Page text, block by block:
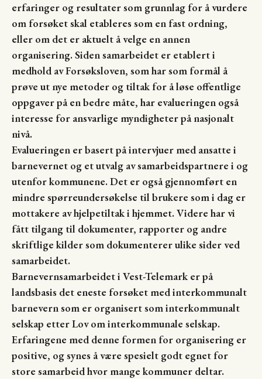
erfaringer og resultater som grunnlag for å vurdere
om forsøket skal etableres som en fast ordning,
eller om det er aktuelt å velge en annen
organisering. Siden samarbeidet er etablert i
medhold av Forsøksloven, som har som formål å
prøve ut nye metoder og tiltak for å løse offentlige
oppgaver på en bedre måte, har evalueringen også
interesse for ansvarlige myndigheter på nasjonalt
nivå.
Evalueringen er basert på intervjuer med ansatte i
barnevernet og et utvalg av samarbeidspartnere i og
utenfor kommunene. Det er også gjennomført en
mindre spørreundersøkelse til brukere som i dag er
mottakere av hjelpetiltak i hjemmet. Videre har vi
fått tilgang til dokumenter, rapporter og andre
skriftlige kilder som dokumenterer ulike sider ved
samarbeidet.
Barnevernsamarbeidet i Vest-Telemark er på
landsbasis det eneste forsøket med interkommunalt
barnevern som er organisert som interkommunalt
selskap etter Lov om interkommunale selskap.
Erfaringene med denne formen for organisering er
positive, og synes å være spesielt godt egnet for
store samarbeid hvor mange kommuner deltar.